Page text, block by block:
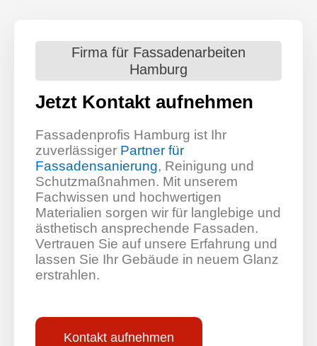
Firma für Fassadenarbeiten
Hamburg
Jetzt Kontakt aufnehmen
Fassadenprofis Hamburg ist Ihr
zuverlässiger Partner für
Fassadensanierung, Reinigung und
Schutzmaßnahmen. Mit unserem
Fachwissen und hochwertigen
Materialien sorgen wir für langlebige und
ästhetisch ansprechende Fassaden.
Vertrauen Sie auf unsere Erfahrung und
lassen Sie Ihr Gebäude in neuem Glanz
erstrahlen.
Kontakt aufnehmen